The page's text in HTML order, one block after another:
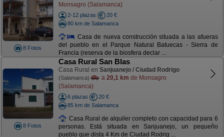
8 Fotos
Monsagro (Salamanca)
2-12 plazas
20 €
80 km de Salamanca
Casa de nueva construcción situada a las afueras
del pueblo en el Parque Natural Batuecas - Sierra de
Francia (reserva de la biosfera declar ...
8 Fotos
Casa Rural San Blas
Casa Rural en Sanjuanejo / Ciudad Rodrigo
(Salamanca) a 20,1 km de Monsagro
(Salamanca)
6 plazas
20 €
85 km de Salamanca
Casa Rural de alquiler completo con capacidad para 6
personas. Está situada en Sanjuanejo, un pequeño
pueblo que dista 4 Km de Ciudad Rodrig ...